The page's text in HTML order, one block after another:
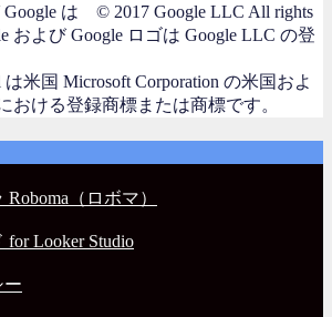
は © 2017 Google LLC All rights
および Google ロゴは Google LLC の登
は米国 Microsoft Corporation の米国およ
おける登録商標または商標です。
（ロボマ）
Looker Studio
ー